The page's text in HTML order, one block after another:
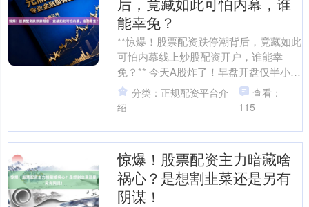
能幸免？
**惊爆！股票配资跌停潮背后，竟藏如此
可怕内幕线上炒股配资开户，谁能幸
免？** 今天A股炸了！早盘开盘仅半小
时，近百只配资盘口股票集体砸向跌停
板，市场恐慌情绪如....
分类：正规配资平台介
绍
查看：
115
惊爆！股票配资主力暗藏啥
祸心？是想割韭菜还是另有
阴谋！